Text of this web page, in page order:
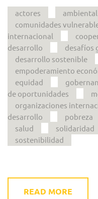
actores ambiental
comunidades
internacional
desarrollo
desafíos
desarrollo sostenible
empoderamiento
equidad
de oportunidades
organizaciones
desarrollo
pobreza
salud
solidaridad
sostenibilidad
READ MORE